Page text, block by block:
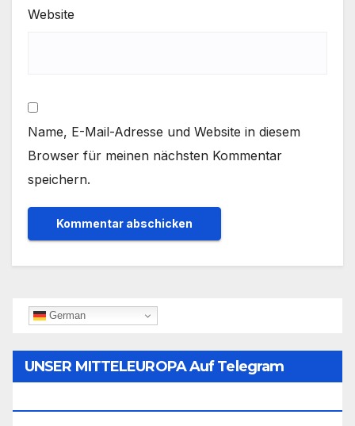
Website
Name, E-Mail-Adresse und Website in diesem
Browser für meinen nächsten Kommentar
speichern.
German
UNSER MITTELEUROPA Auf Telegram